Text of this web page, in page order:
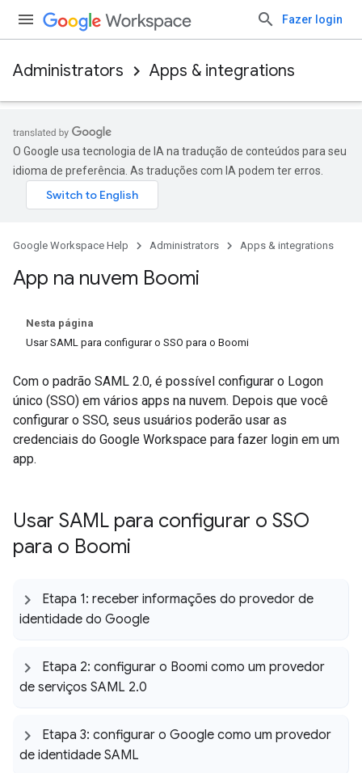
Fazer login
Administrators Apps & integrations
O Google usa tecnologia de IA na tradução de conteúdos para seu
idioma de preferência. As traduções com IA podem ter erros.
Google Workspace Help Administrators Apps & integrations
App na nuvem Boomi
Nesta página
Usar SAML para configurar o SSO para o Boomi
Com o padrão SAML 2.0, é possível configurar o Logon
único (SSO) em vários apps na nuvem. Depois que você
configurar o SSO, seus usuários poderão usar as
credenciais do Google Workspace para fazer login em um
app.
Usar SAML para configurar o SSO
para o Boomi
Etapa 1: receber informações do provedor de
identidade do Google
Etapa 2: configurar o Boomi como um provedor
de serviços SAML 2.0
Etapa 3: configurar o Google como um provedor
de identidade SAML